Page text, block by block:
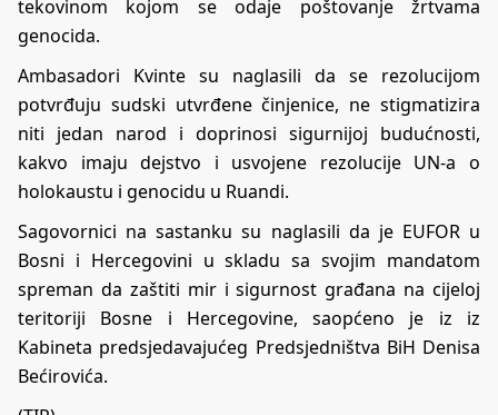
tekovinom kojom se odaje poštovanje žrtvama
genocida.
Ambasadori Kvinte su naglasili da se rezolucijom
potvrđuju sudski utvrđene činjenice, ne stigmatizira
niti jedan narod i doprinosi sigurnijoj budućnosti,
kakvo imaju dejstvo i usvojene rezolucije UN-a o
holokaustu i genocidu u Ruandi.
Sagovornici na sastanku su naglasili da je EUFOR u
Bosni i Hercegovini u skladu sa svojim mandatom
spreman da zaštiti mir i sigurnost građana na cijeloj
teritoriji Bosne i Hercegovine, saopćeno je iz iz
Kabineta predsjedavajućeg Predsjedništva BiH Denisa
Bećirovića.